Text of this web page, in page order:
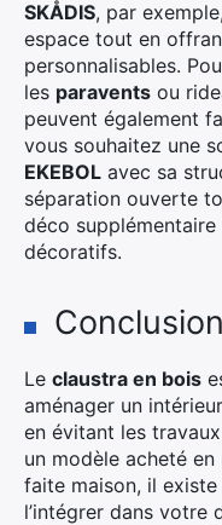
SKÅDIS, par
espace tout en
personnalisables.
les paravents ou
peuvent également
vous souhaitez une
EKEBOL avec sa
séparation ouverte
déco
décoratifs.
Conclusion
Le claustra en bois
aménager un
en évitant les
un modèle acheté
faite maison, il
l’intégrer dans votre